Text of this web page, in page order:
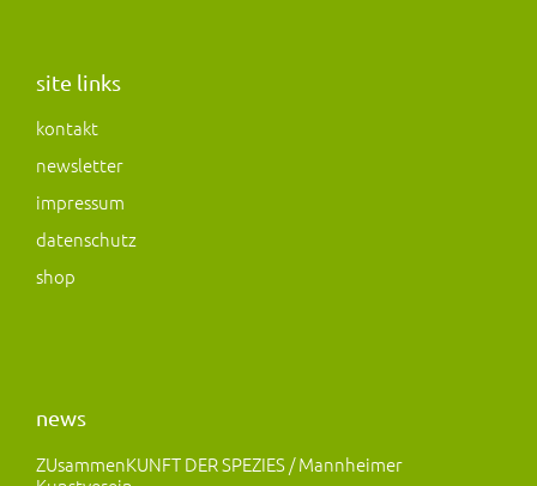
a
r
a
m
b
o
k
site links
kontakt
newsletter
impressum
datenschutz
shop
news
ZUsammenKUNFT DER SPEZIES / Mannheimer